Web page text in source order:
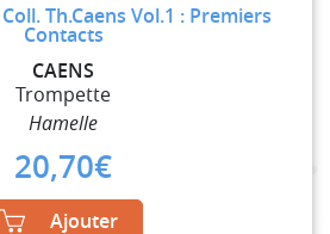
Th.Caens Vol.1 : Premiers
Contacts
CAENS
Trompette
Hamelle
20,70€
Ajouter